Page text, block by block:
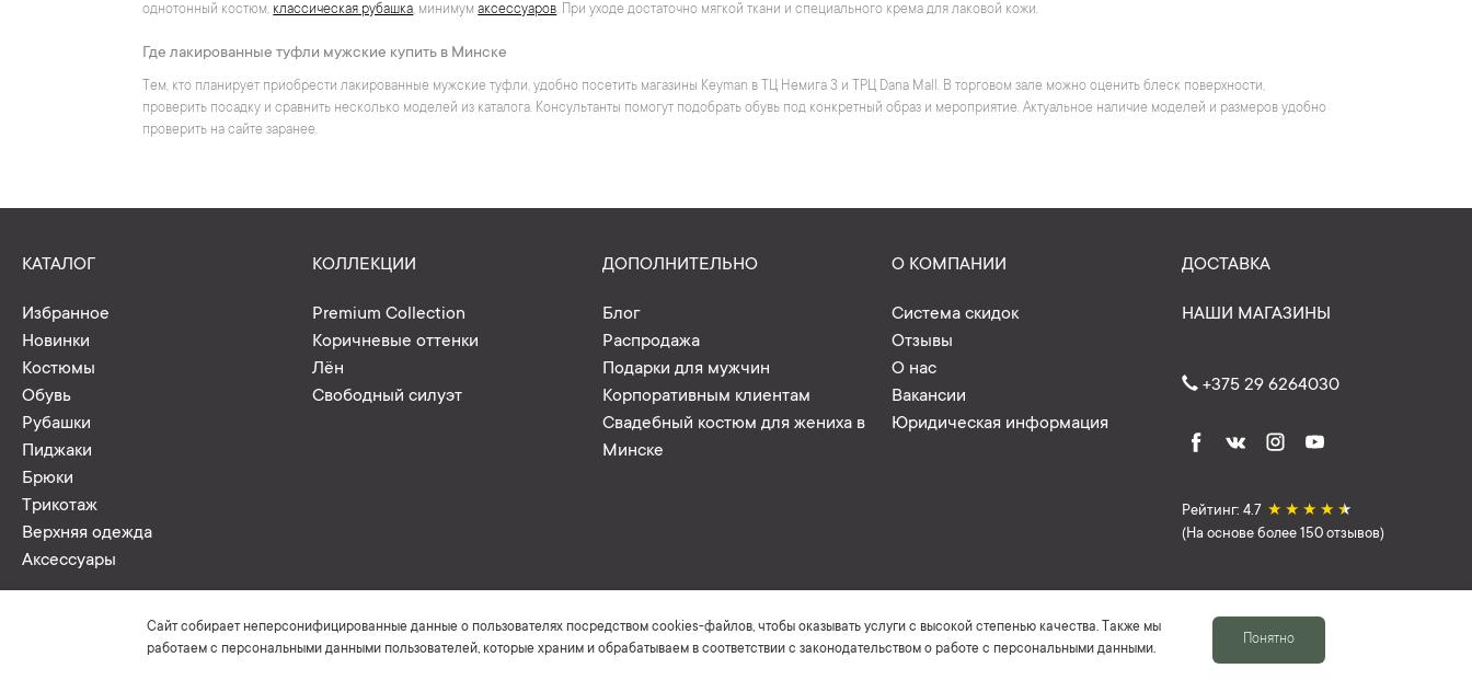
однотонный костюм, классическая рубашка, минимумаксессуаров. При уходе достаточно мягкой ткани и специального крема для лаковой кожи.
Где лакированные туфли мужские купить в Минске
Тем, кто планирует приобрести лакированные мужские туфли, удобно посетить магазины Keyman в ТЦ Немига 3 и ТРЦ Dana Mall. В торговом зале можно оценить блеск поверхности,
проверить посадку и сравнить несколько моделей из каталога. Консультанты помогут подобрать обувь под конкретный образ и мероприятие. Актуальное наличие моделей и размеров удобно
проверить на сайте заранее.
КАТАЛОГ
Избранное
Новинки
Костюмы
Обувь
Рубашки
Пиджаки
Брюки
Трикотаж
Верхняя одежда
Аксессуары
КОЛЛЕКЦИИ
Premium Collection
Коричневые оттенки
Лён
Свободный силуэт
ДОПОЛНИТЕЛЬНО
Блог
Распродажа
Подарки для мужчин
Корпоративным клиентам
Свадебный костюм для жениха в
Минске
О КОМПАНИИ
Система скидок
Отзывы
О нас
Вакансии
Юридическая информация
ДОСТАВКА
НАШИ МАГАЗИНЫ
+375 29 6264030
Рейтинг: 4.7 ★ ★ ★ ★ ★
(На основе более 150 отзывов)
2016-2026 ©Keyman.by
Сайт собирает неперсонифицированные данные о пользователях посредством cookies-файлов, чтобы оказывать услуги с высокой степенью качества. Также мы
работаем с персональными данными пользователей, которые храним и обрабатываем в соответствии с законодательством о работе с персональными данными.
Понятно